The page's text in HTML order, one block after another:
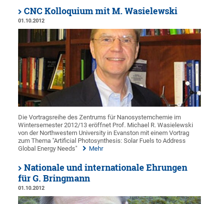
CNC Kolloquium mit M. Wasielewski
01.10.2012
Die Vortragsreihe des Zentrums für Nanosystemchemie im
Wintersemester 2012/13 eröffnet Prof. Michael R. Wasielewski
von der Northwestern University in Evanston mit einem Vortrag
zum Thema "Artificial Photosynthesis: Solar Fuels to Address
Global Energy Needs"
Mehr
Nationale und internationale Ehrungen
für G. Bringmann
01.10.2012